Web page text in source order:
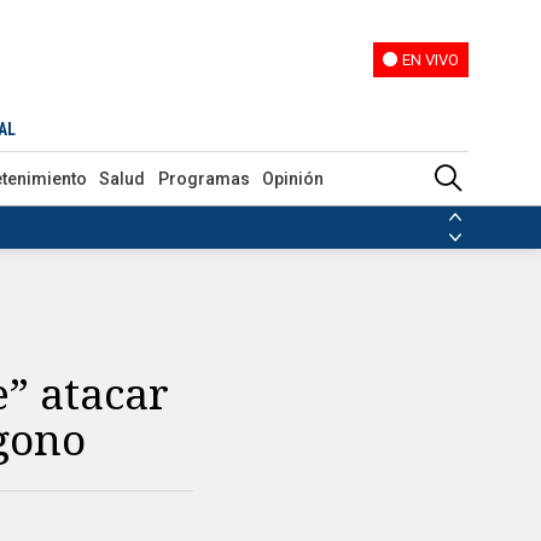
EN VIVO
Salud Programas Opinión
de las FARC
atacar